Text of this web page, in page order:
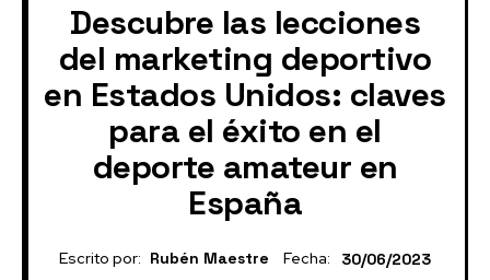
Descubre las lecciones
del marketing deportivo
en Estados Unidos: claves
para el éxito en el
deporte amateur en
España
Escrito por: Rubén Maestre Fecha: 30/06/2023